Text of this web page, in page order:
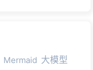
Mermaid 大模型